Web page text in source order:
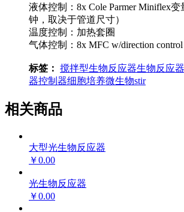
液体控制：8x Cole Parmer Miniflex变
钟，取决于管道尺寸）
温度控制：加热套圈
气体控制：8x MFC w/direction control
标签： 搅拌型生物反应器生物反应器
器控制器细胞培养微生物stir
相关商品
大型光生物反应器
￥0.00
光生物反应器
￥0.00